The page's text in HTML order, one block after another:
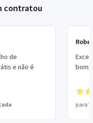
contratou
de
e não é
bom
para